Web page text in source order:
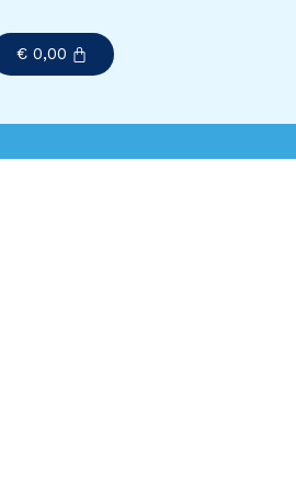
€0,00